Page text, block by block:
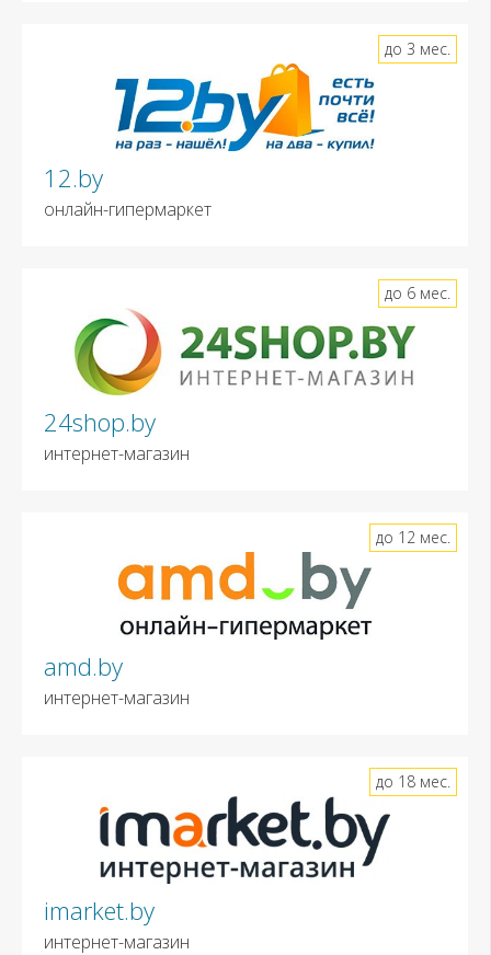
12.by
онлайн-гипермаркет
до 3 мес.
24shop.by
интернет-магазин
до 6 мес.
amd.by
интернет-магазин
до 12 мес.
imarket.by
интернет-магазин
до 18 мес.